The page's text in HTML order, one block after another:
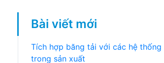
Bài viết mới
Tích hợp băng tải với các hệ thống
trong sản xuất